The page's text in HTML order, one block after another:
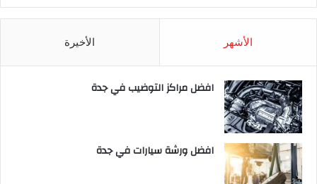
الأشهر الأخيرة
افضل مراكز التوضيب في جدة
افضل ورشة سيارات في جدة